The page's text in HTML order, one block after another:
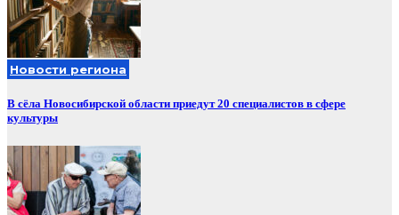
Новости региона
В сёла Новосибирской области приедут 20 специалистов в сфере
культуры